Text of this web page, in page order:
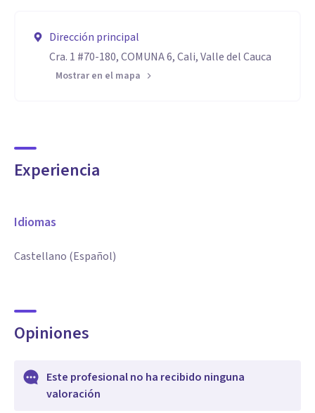
Dirección principal
Cra. 1 #70-180, COMUNA 6, Cali, Valle del Cauca
Mostrar en el mapa
Experiencia
Idiomas
Castellano (Español)
Opiniones
Este profesional no ha recibido ninguna
valoración